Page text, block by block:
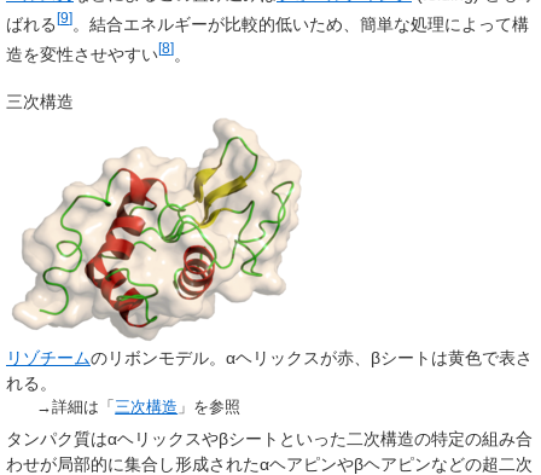
ばれる [9] 。結合エネルギーが比較的低いため、簡単な処理によって構
造を変性させやすい[8] 。
三次構造
リゾチームのリボンモデル。αヘリックスが赤、βシートは黄色で表さ
れる。
→詳細は「三次構造 」を参照
タンパク質はαヘリックスやβシートといった二次構造の特定の組み合
わせが局部的に集合し形成されたαヘアピンやβヘアピンなどの超二次